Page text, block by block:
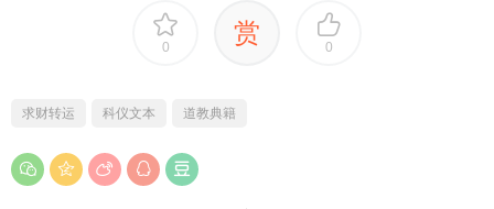
0 赏 0
求财转运 科仪文本 道教典籍